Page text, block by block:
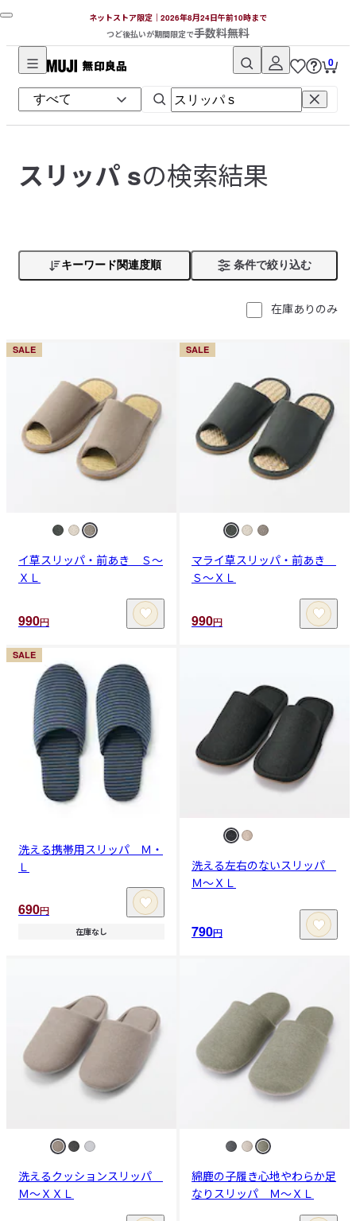
ネットストア限定｜2026年8月24日午前10時まで
つど後払いが期間限定で手数料無料
無
印
良
ネ
ッ
ア
0
スリッパ sの検索結果
キーワード関連度順 条件で絞り込む
在庫ありのみ
SALE
イ草スリッパ・前あき Ｓ～
ＸＬ
990円
SALE
マライ草スリッパ・前あき
Ｓ～ＸＬ
990円
SALE
洗える携帯用スリッパ Ｍ・
Ｌ
690円
在庫なし
洗える左右のないスリッパ
Ｍ～ＸＬ
790円
洗えるクッションスリッパ
Ｍ～ＸＸＬ
綿鹿の子履き心地やわらか足
なりスリッパ Ｍ～ＸＬ